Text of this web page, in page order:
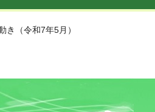
き（令和7年5月）